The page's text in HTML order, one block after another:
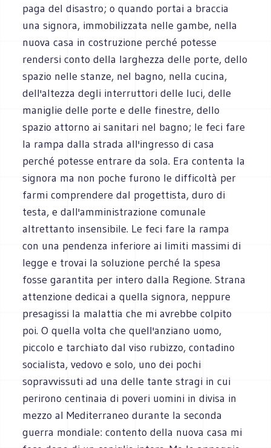
paga del disastro; o quando portai a braccia
una signora, immobilizzata nelle gambe, nella
nuova casa in costruzione perché potesse
rendersi conto della larghezza delle porte, dello
spazio nelle stanze, nel bagno, nella cucina,
dell'altezza degli interruttori delle luci, delle
maniglie delle porte e delle finestre, dello
spazio attorno ai sanitari nel bagno; le feci fare
la rampa dalla strada all'ingresso di casa
perché potesse entrare da sola. Era contenta la
signora ma non poche furono le difficoltà per
farmi comprendere dal progettista, duro di
testa, e dall'amministrazione comunale
altrettanto insensibile. Le feci fare la rampa
con una pendenza inferiore ai limiti massimi di
legge e trovai la soluzione perché la spesa
fosse garantita per intero dalla Regione. Strana
attenzione dedicai a quella signora, neppure
presagissi la malattia che mi avrebbe colpito
poi. O quella volta che quell'anziano uomo,
piccolo e tarchiato dal viso rubizzo, contadino
socialista, vedovo e solo, uno dei pochi
sopravvissuti ad una delle tante stragi in cui
perirono centinaia di poveri uomini in divisa in
mezzo al Mediterraneo durante la seconda
guerra mondiale: contento della nuova casa mi